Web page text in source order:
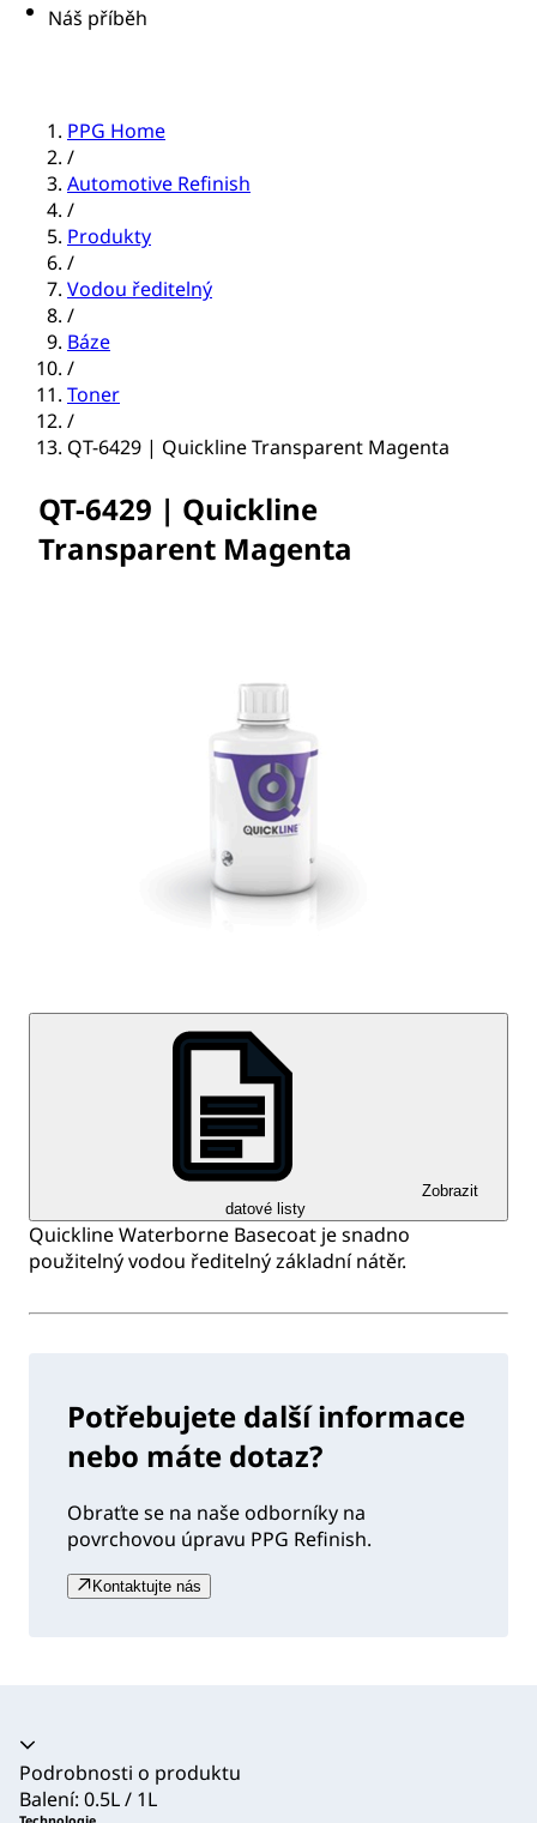
Náš příběh
PPG Home
/
Automotive Refinish
/
Produkty
/
Vodou ředitelný
/
Báze
/
Toner
/
QT-6429 | Quickline Transparent Magenta
QT-6429 | Quickline
Transparent Magenta
Zobrazit
datové listy
Quickline Waterborne Basecoat je snadno
použitelný vodou ředitelný základní nátěr.
Potřebujete další informace
nebo máte dotaz?
Obraťte se na naše odborníky na
povrchovou úpravu PPG Refinish.
Kontaktujte nás
Akordeon se zhroutil
Podrobnosti o produktu
Balení: 0.5L / 1L